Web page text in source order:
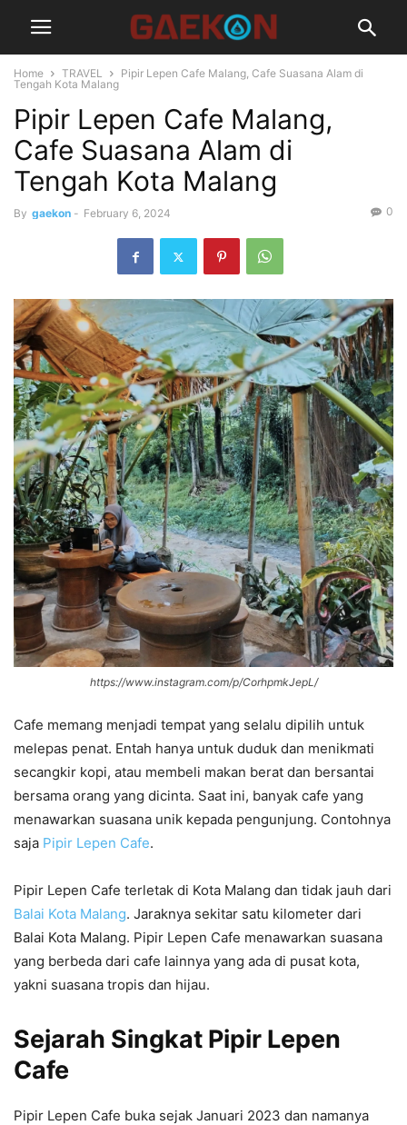
Home TRAVEL
Pipir Lepen Cafe Malang, Cafe Suasana Alam di
Tengah Kota Malang
Pipir Lepen Cafe Malang,
Cafe Suasana Alam di
Tengah Kota Malang
By gaekon - February 6, 2024 0
https://www.instagram.com/p/CorhpmkJepL/
Cafe memang menjadi tempat yang selalu dipilih untuk
melepas penat. Entah hanya untuk duduk dan menikmati
secangkir kopi, atau membeli makan berat dan bersantai
bersama orang yang dicinta. Saat ini, banyak cafe yang
menawarkan suasana unik kepada pengunjung. Contohnya
saja Pipir Lepen Cafe.
Pipir Lepen Cafe terletak di Kota Malang dan tidak jauh dari
Balai Kota Malang. Jaraknya sekitar satu kilometer dari
Balai Kota Malang. Pipir Lepen Cafe menawarkan suasana
yang berbeda dari cafe lainnya yang ada di pusat kota,
yakni suasana tropis dan hijau.
Sejarah Singkat Pipir Lepen
Cafe
Pipir Lepen Cafe buka sejak Januari 2023 dan namanya